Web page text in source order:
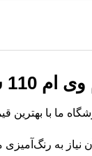
گارانتی
به رنگ‌آمیزی